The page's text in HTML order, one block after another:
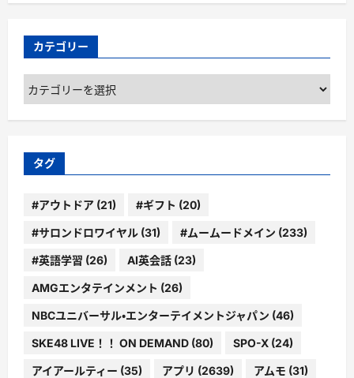
カテゴリー
カ
テ
ゴ
ー
タグ
#アウトドア (21) #ギフト (20)
#サロンドロワイヤル (31) #ムームードメイン (233)
#英語学習 (26) AI英会話 (23)
AMGエンタテインメント (26)
NBCユニバーサル・エンターテイメントジャパン (46)
SKE48 LIVE！！ ON DEMAND (80) SPO-X (24)
アイアールティー (35) アプリ (2639) アムモ (31)